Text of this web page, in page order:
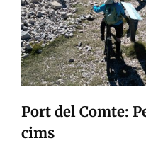
Port del Comte:
cims